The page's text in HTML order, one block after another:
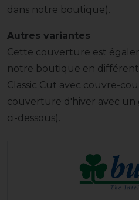
dans notre boutique).
Autres variantes
Cette couverture est
notre boutique en
Classic Cut avec couvre-
couverture d'hiver avec un
ci-dessous).